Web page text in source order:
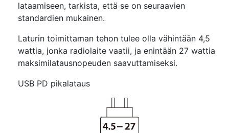
lataamiseen, tarkista, että se on seuraavien
standardien mukainen.
Laturin toimittaman tehon tulee olla vähintään 4,5
wattia, jonka radiolaite vaatii, ja enintään 27 wattia
maksimilatausnopeuden saavuttamiseksi.
USB PD pikalataus